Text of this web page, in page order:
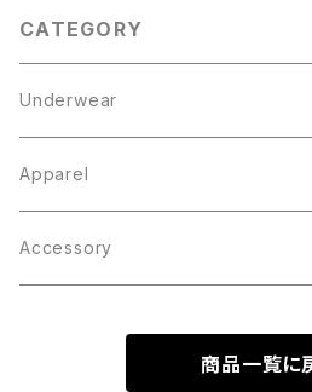
CATEGORY
Underwear
Boxer Brief
Knit Trunks
Apparel
Tops
Accessory
商品一覧に